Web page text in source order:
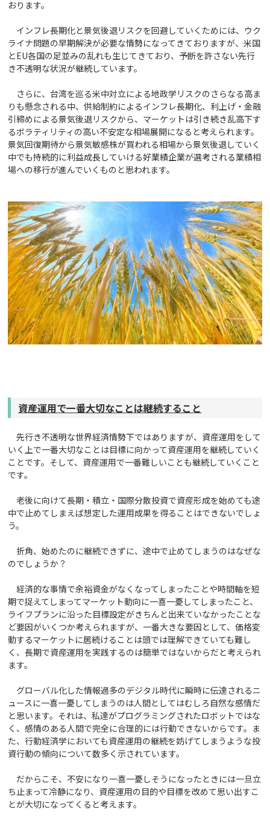
おります。
インフレ長期化と景気後退リスクを回避していくためには、ウク
ライナ問題の早期解決が必要な情勢になってきておりますが、米国
とEU各国の足並みの乱れも生じてきており、予断を許さない先行
き不透明な状況が継続しています。
さらに、台湾を巡る米中対立による地政学リスクのさらなる高ま
りも懸念される中、供給制約によるインフレ長期化、利上げ・金融
引締めによる景気後退リスクから、マーケットは引き続き乱高下す
るボラティリティの高い不安定な相場展開になると考えられます。
景気回復期待から景気敏感株が買われる相場から景気後退していく
中でも持続的に利益成長していける好業績企業が選考される業績相
場への移行が進んでいくものと思われます。
資産運用で一番大切なことは継続すること
先行き不透明な世界経済情勢下ではありますが、資産運用をして
いく上で一番大切なことは目標に向かって資産運用を継続していく
ことです。そして、資産運用で一番難しいことも継続していくこと
です。
老後に向けて長期・積立・国際分散投資で資産形成を始めても途
中で止めてしまえば想定した運用成果を得ることはできないでしょ
う。
折角、始めたのに継続できずに、途中で止めてしまうのはなぜな
のでしょうか？
経済的な事情で余裕資金がなくなってしまったことや時間軸を短
期で捉えてしまってマーケット動向に一喜一憂してしまったこと、
ライフプランに沿った目標設定がきちんと出来ていなかったことな
ど要因がいくつか考えられますが、一番大きな要因として、価格変
動するマーケットに居続けることは頭では理解できていても難し
く、長期で資産運用を実践するのは簡単ではないからだと考えられ
ます。
グローバル化した情報過多のデジタル時代に瞬時に伝達されるニ
ュースに一喜一憂してしまうのは人間としてはむしろ自然な感情だ
と思います。それは、私達がプログラミングされたロボットではな
く、感情のある人間で完全に合理的には行動できないからです。ま
た、行動経済学においても資産運用の継続を妨げてしまうような投
資行動の傾向について数多く示されています。
だからこそ、不安になり一喜一憂しそうになったときには一旦立
ち止まって冷静になり、資産運用の目的や目標を改めて思い出すこ
とが大切になってくると考えます。